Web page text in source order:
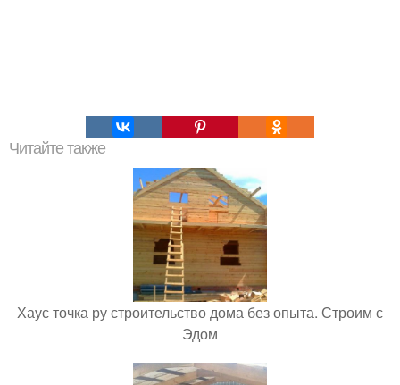
Читайте также
Хаус точка ру строительство дома без опыта. Строим с
Эдом